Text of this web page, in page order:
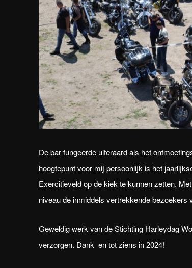
De bar fungeerde uiteraard als het
hoogtepunt voor mij persoonlijk is het
Exercitieveld op de kiek te kunnen zetten.
niveau de inmiddels vertrekkende bezoekers
Geweldig werk van de Stichting Harleydag
verzorgen. Dank en tot ziens in 2024!